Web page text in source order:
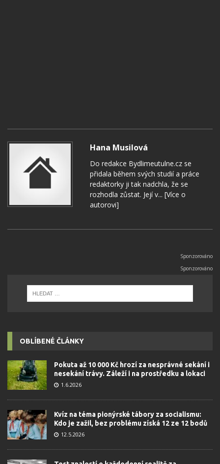
Hana Musilová
Do redakce Bydlimeutulne.cz se
přidala během svých studií a práce
redaktorky ji tak nadchla, že se
rozhodla zůstat. Její v... [Více o
autorovi]
OBLÍBENÉ ČLÁNKY
Pokuta až 10 000 Kč hrozí za nesprávné sekání i
nesekání trávy. Záleží i na prostředku a lokaci
1.6.2026
Kvíz na téma pionýrské tábory za socialismu:
Kdo je zažil, bez problému získá 12 ze 12 bodů
12.5.2026